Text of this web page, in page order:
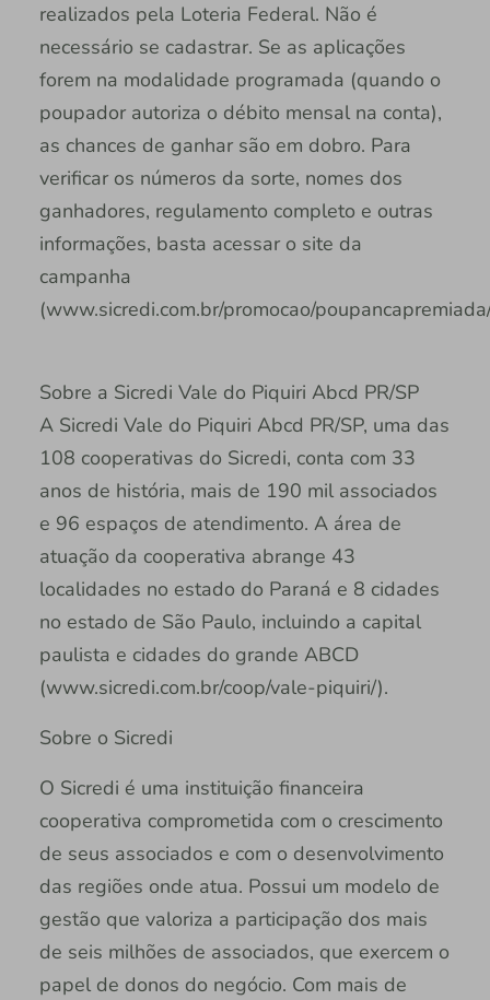
realizados pela Loteria Federal. Não é
necessário se cadastrar. Se as aplicações
forem na modalidade programada (quando o
poupador autoriza o débito mensal na conta),
as chances de ganhar são em dobro. Para
verificar os números da sorte, nomes dos
ganhadores, regulamento completo e outras
informações, basta acessar o site da
campanha
(www.sicredi.com.br/promocao/
Sobre a Sicredi Vale do Piquiri Abcd PR/SP
A Sicredi Vale do Piquiri Abcd PR/SP, uma das
108 cooperativas do Sicredi, conta com 33
anos de história, mais de 190 mil associados
e 96 espaços de atendimento. A área de
atuação da cooperativa abrange 43
localidades no estado do Paraná e 8 cidades
no estado de São Paulo, incluindo a capital
paulista e cidades do grande ABCD
(www.sicredi.com.br/coop/vale-piquiri/).
Sobre o Sicredi
O Sicredi é uma instituição financeira
cooperativa comprometida com o crescimento
de seus associados e com o desenvolvimento
das regiões onde atua. Possui um modelo de
gestão que valoriza a participação dos mais
de seis milhões de associados, que exercem o
papel de donos do negócio. Com mais de